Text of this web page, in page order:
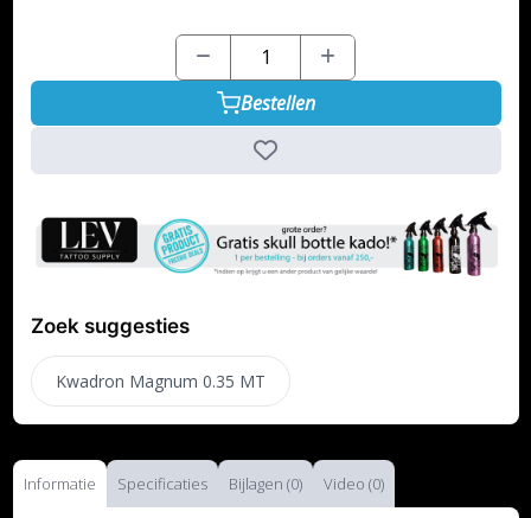
Bestellen
Zoek suggesties
Kwadron Magnum 0.35 MT
Informatie Specificaties Bijlagen (0) Video (0)